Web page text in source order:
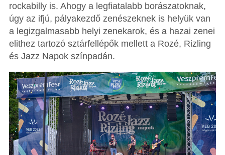
rockabilly is. Ahogy a legfiatalabb borászatoknak,
úgy az ifjú, pályakezdő zenészeknek is helyük van
a legizgalmasabb helyi zenekarok, és a hazai zenei
elithez tartozó sztárfellépők mellett a Rozé, Rizling
és Jazz Napok színpadán.